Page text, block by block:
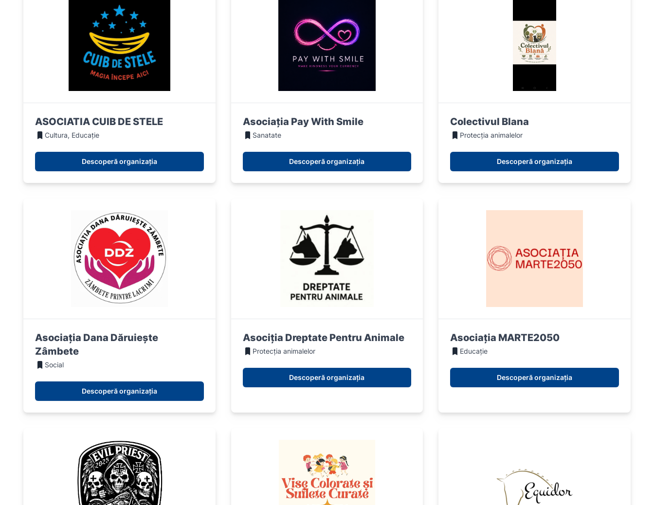
ASOCIATIA CUIB DE STELE
Cultura, Educație
Descoperă organizația
Asociația Pay With Smile
Sanatate
Descoperă organizația
Colectivul Blana
Protecția animalelor
Descoperă organizația
Asociația Dana Dăruiește
Zâmbete
Social
Descoperă organizația
Asociția Dreptate Pentru Animale
Protecția animalelor
Descoperă organizația
Asociația MARTE2050
Educație
Descoperă organizația